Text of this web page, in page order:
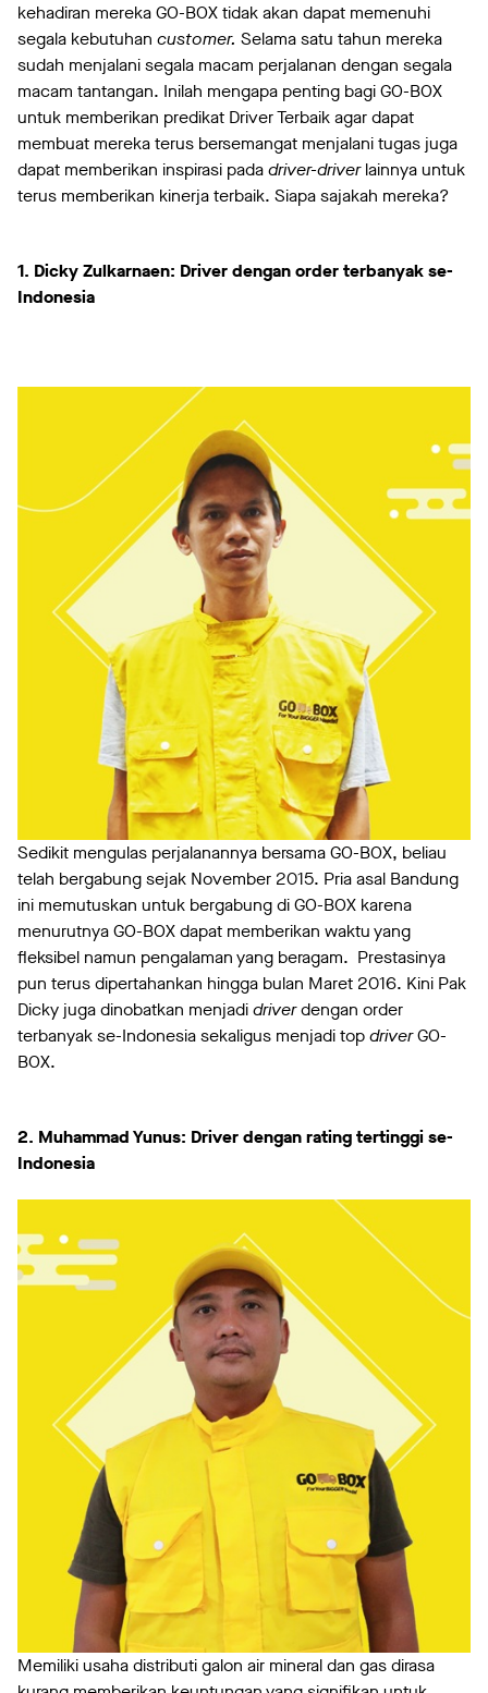
kehadiran mereka GO-BOX tidak akan dapat memenuhi
segala kebutuhan customer. Selama satu tahun mereka
sudah menjalani segala macam perjalanan dengan segala
macam tantangan. Inilah mengapa penting bagi GO-BOX
untuk memberikan predikat Driver Terbaik agar dapat
membuat mereka terus bersemangat menjalani tugas juga
dapat memberikan inspirasi padadriver-driverlainnya untuk
terus memberikan kinerja terbaik. Siapa sajakah mereka?
1. Dicky Zulkarnaen: Driver dengan order terbanyak se-
Indonesia
Sedikit mengulas perjalanannya bersama GO-BOX, beliau
telah bergabung sejak November 2015. Pria asal Bandung
ini memutuskan untuk bergabung di GO-BOX karena
menurutnya GO-BOX dapat memberikan waktu yang
fleksibel namun pengalaman yang beragam. Prestasinya
pun terus dipertahankan hingga bulan Maret 2016. Kini Pak
Dicky juga dinobatkan menjadidriverdengan order
terbanyak se-Indonesia sekaligus menjadi topdriverGO-
BOX.
2. Muhammad Yunus: Driver dengan rating tertinggi se-
Indonesia
Memiliki usaha distributi galon air mineral dan gas dirasa